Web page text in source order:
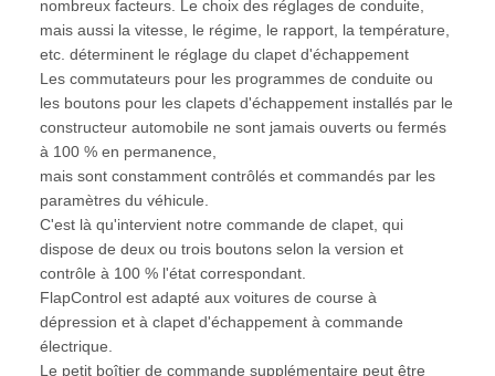
nombreux facteurs. Le choix des réglages de conduite,
mais aussi la vitesse, le régime, le rapport, la température,
etc. déterminent le réglage du clapet d'échappement
Les commutateurs pour les programmes de conduite ou
les boutons pour les clapets d'échappement installés par le
constructeur automobile ne sont jamais ouverts ou fermés
à 100 % en permanence,
mais sont constamment contrôlés et commandés par les
paramètres du véhicule.
C'est là qu'intervient notre commande de clapet, qui
dispose de deux ou trois boutons selon la version et
contrôle à 100 % l'état correspondant.
FlapControl est adapté aux voitures de course à
dépression et à clapet d'échappement à commande
électrique.
Le petit boîtier de commande supplémentaire peut être